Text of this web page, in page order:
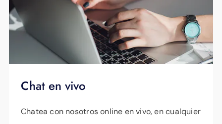
Chat en vivo
Chatea con nosotros online en vivo, en cualquier